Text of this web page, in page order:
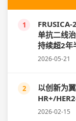
1
单抗二线
持续超2年
2026-05-21
2
以创新为
HR+/
2026-02-15